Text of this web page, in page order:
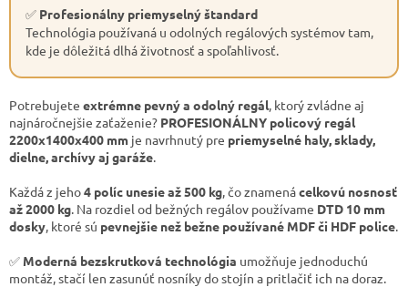
✅ Profesionálny priemyselný štandard
Technológia používaná u odolných regálových systémov tam,
kde je dôležitá dlhá životnosť a spoľahlivosť.
Potrebujete extrémne pevný a odolný regál , ktorý zvládne aj
najnáročnejšie zaťaženie? PROFESIONÁLNY policový regál
2200x1400x400 mm je navrhnutý pre priemyselné haly, sklady,
dielne, archívy aj garáže
Každá z jeho4 políc unesie až 500 kg , čo znamenácelkovú nosnosť
až 2000 kg . Na rozdiel od bežných regálov používame DTD 10 mm
dosky , ktoré sú pevnejšie než bežne používané MDF či HDF police
✅ Moderná bezskrutková technológia umožňuje jednoduchú
montáž, stačí len zasunúť nosníky do stojín a pritlačiť ich na doraz.